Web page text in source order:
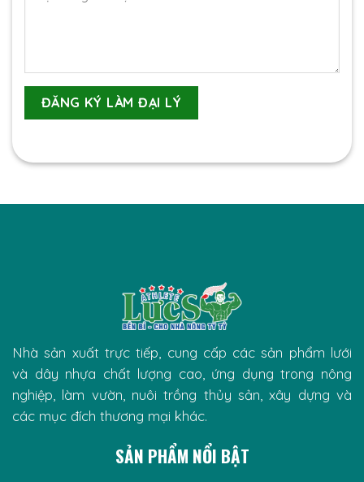
Nhà sản xuất trực tiếp, cung cấp các sản phẩm lưới
và dây nhựa chất lượng cao, ứng dụng trong nông
nghiệp, làm vườn, nuôi trồng thủy sản, xây dựng và
các mục đích thương mại khác.
SẢN PHẨM NỔI BẬT